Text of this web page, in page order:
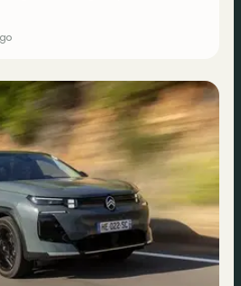
et ses quelques faiblesses.